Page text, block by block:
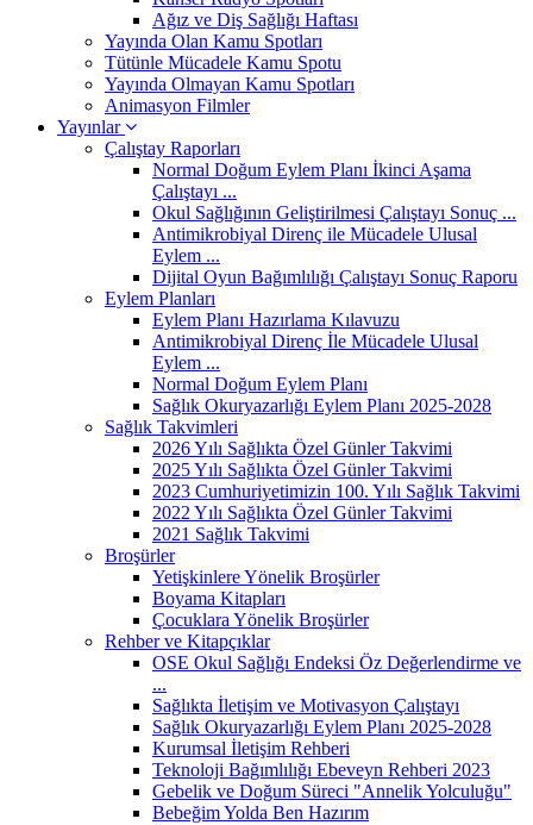
Ağız ve Diş Sağlığı Haftası
Yayında Olan Kamu Spotları
Tütünle Mücadele Kamu Spotu
Yayında Olmayan Kamu Spotları
Animasyon Filmler
Yayınlar
Çalıştay Raporları
Normal Doğum Eylem Planı İkinci Aşama
Çalıştayı ...
Okul Sağlığının Geliştirilmesi Çalıştayı Sonuç ...
Antimikrobiyal Direnç ile Mücadele Ulusal
Eylem ...
Dijital Oyun Bağımlılığı Çalıştayı Sonuç Raporu
Eylem Planları
Eylem Planı Hazırlama Kılavuzu
Antimikrobiyal Direnç İle Mücadele Ulusal
Eylem ...
Normal Doğum Eylem Planı
Sağlık Okuryazarlığı Eylem Planı 2025-2028
Sağlık Takvimleri
2026 Yılı Sağlıkta Özel Günler Takvimi
2025 Yılı Sağlıkta Özel Günler Takvimi
2023 Cumhuriyetimizin 100. Yılı Sağlık Takvimi
2022 Yılı Sağlıkta Özel Günler Takvimi
2021 Sağlık Takvimi
Broşürler
Yetişkinlere Yönelik Broşürler
Boyama Kitapları
Çocuklara Yönelik Broşürler
Rehber ve Kitapçıklar
OSE Okul Sağlığı Endeksi Öz Değerlendirme ve
...
Sağlıkta İletişim ve Motivasyon Çalıştayı
Sağlık Okuryazarlığı Eylem Planı 2025-2028
Kurumsal İletişim Rehberi
Teknoloji Bağımlılığı Ebeveyn Rehberi 2023
Gebelik ve Doğum Süreci "Annelik Yolculuğu"
Bebeğim Yolda Ben Hazırım